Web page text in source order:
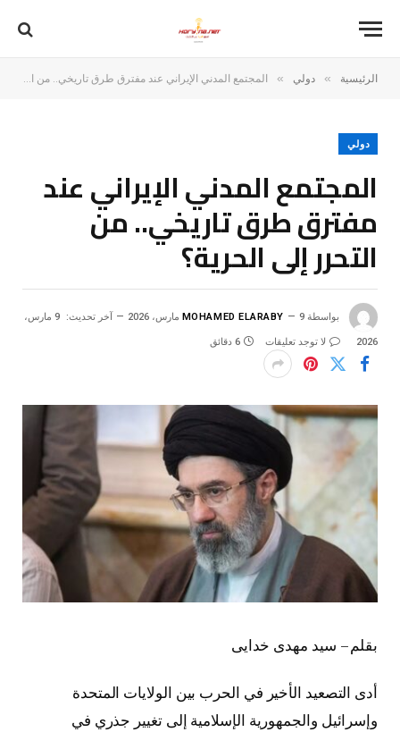
الرئيسية » دولي » المجتمع المدني الإيراني عند مفترق طرق تاريخي.. من التحرر إلى الحرية؟
دولي
المجتمع المدني الإيراني عند
مفترق طرق تاريخي.. من
التحرر إلى الحرية؟
بواسطة MOHAMED ELARABY 9 مارس، 2026 آخر تحديث: 9 مارس،
2026 لا توجد تعليقات 6 دقائق
بقلم – سید مهدی خدایی
أدى التصعيد الأخير في الحرب بين الولايات المتحدة
وإسرائيل والجمهورية الإسلامية إلى تغيير جذري في